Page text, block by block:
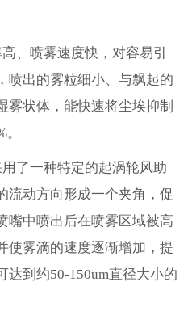
、喷雾速度快，对容易引
喷出的雾粒细小、与飘起的
雾状体，能快速将尘埃抑制
了一种特定的起涡轮风助
流动方向形成一个夹角，促
嘴中喷出后在喷雾区域被高
使雾滴的速度逐渐增加，提
达到约50-150um直径大小的